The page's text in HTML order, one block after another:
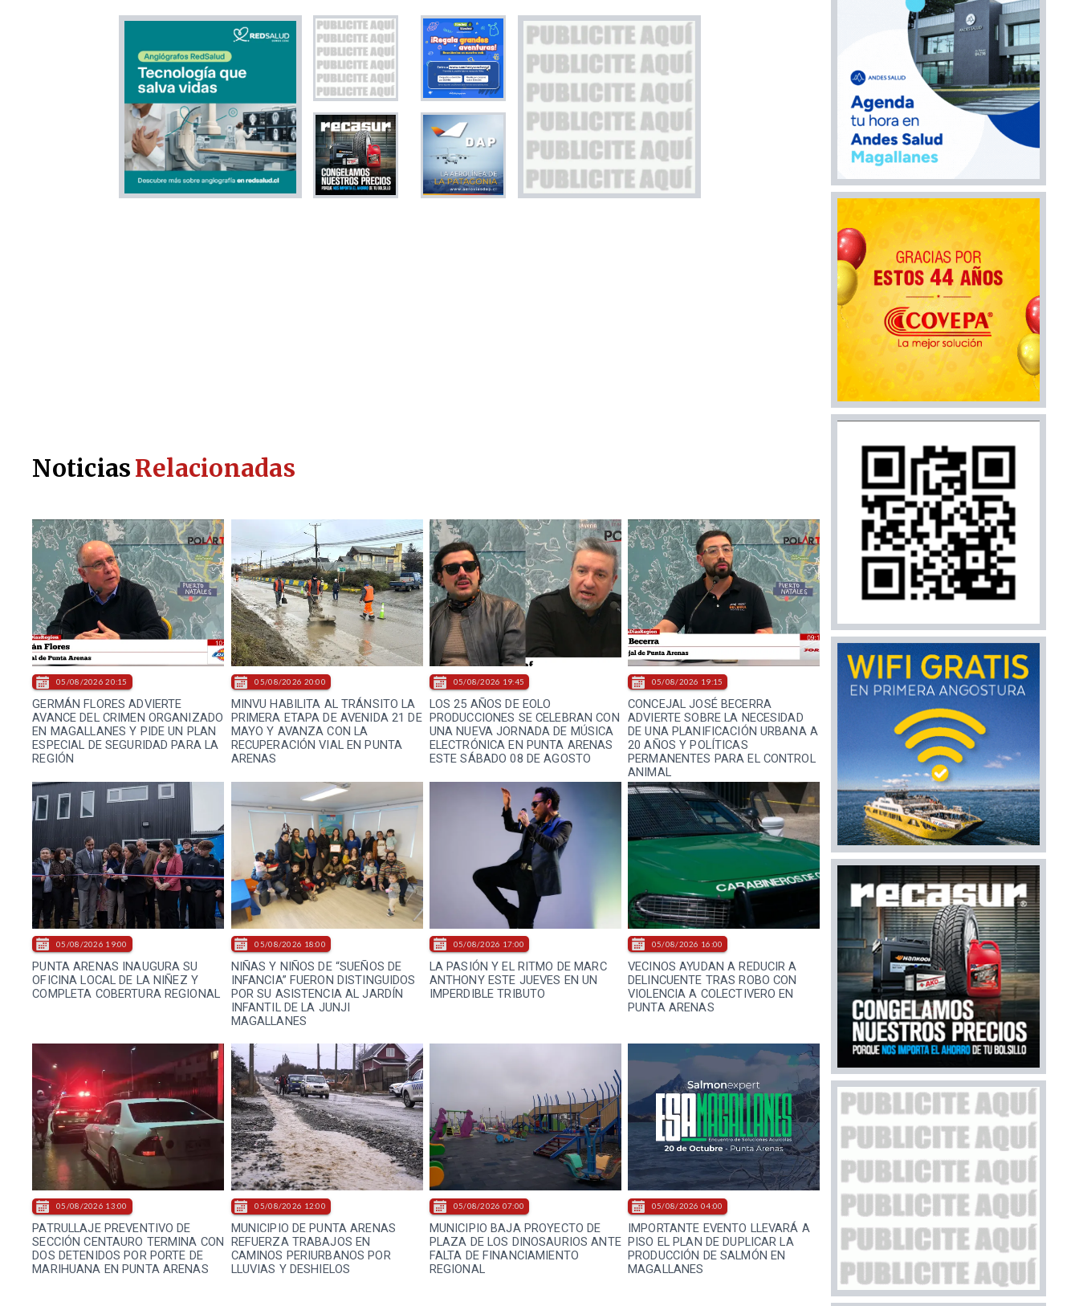
GERMÁN FLORES ADVIERTE
AVANCE DEL CRIMEN ORGANIZADO
EN MAGALLANES Y PIDE UN PLAN
ESPECIAL DE SEGURIDAD PARA LA
REGIÓN
05/08/2026 20:15
MINVU HABILITA AL TRÁNSITO LA
PRIMERA ETAPA DE AVENIDA 21 DE
MAYO Y AVANZA CON LA
RECUPERACIÓN VIAL EN PUNTA
ARENAS
05/08/2026 20:00
LOS 25 AÑOS DE EOLO
PRODUCCIONES SE CELEBRAN CON
UNA NUEVA JORNADA DE MÚSICA
ELECTRÓNICA EN PUNTA ARENAS
ESTE SÁBADO 08 DE AGOSTO
05/08/2026 19:45
CONCEJAL JOSÉ BECERRA
ADVIERTE SOBRE LA NECESIDAD
DE UNA PLANIFICACIÓN URBANA A
20 AÑOS Y POLÍTICAS
PERMANENTES PARA EL CONTROL
ANIMAL
05/08/2026 19:15
PUNTA ARENAS INAUGURA SU
OFICINA LOCAL DE LA NIÑEZ Y
COMPLETA COBERTURA REGIONAL
05/08/2026 19:00
NIÑAS Y NIÑOS DE “SUEÑOS DE
INFANCIA” FUERON DISTINGUIDOS
POR SU ASISTENCIA AL JARDÍN
INFANTIL DE LA JUNJI
MAGALLANES
05/08/2026 18:00
LA PASIÓN Y EL RITMO DE MARC
ANTHONY ESTE JUEVES EN UN
IMPERDIBLE TRIBUTO
05/08/2026 17:00
VECINOS AYUDAN A REDUCIR A
DELINCUENTE TRAS ROBO CON
VIOLENCIA A COLECTIVERO EN
PUNTA ARENAS
05/08/2026 16:00
PATRULLAJE PREVENTIVO DE
SECCIÓN CENTAURO TERMINA CON
DOS DETENIDOS POR PORTE DE
MARIHUANA EN PUNTA ARENAS
05/08/2026 13:00
MUNICIPIO DE PUNTA ARENAS
REFUERZA TRABAJOS EN
CAMINOS PERIURBANOS POR
LLUVIAS Y DESHIELOS
05/08/2026 12:00
MUNICIPIO BAJA PROYECTO DE
PLAZA DE LOS DINOSAURIOS ANTE
FALTA DE FINANCIAMIENTO
REGIONAL
05/08/2026 07:00
IMPORTANTE EVENTO LLEVARÁ A
PISO EL PLAN DE DUPLICAR LA
PRODUCCIÓN DE SALMÓN EN
MAGALLANES
05/08/2026 04:00
NoticiasRelacionadas